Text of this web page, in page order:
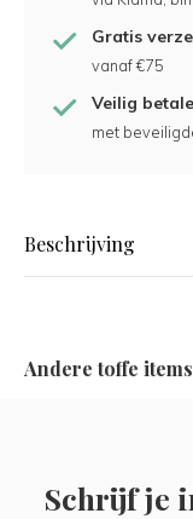
Gratis
vanaf €75
Veilig
met
Beschrijving
Andere toffe items
Schrijf je